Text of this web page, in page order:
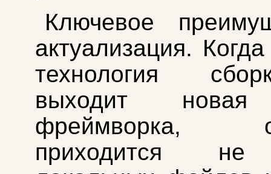
Ключевое
актуализация.
технология
выходит новая
фреймворка,
приходится не